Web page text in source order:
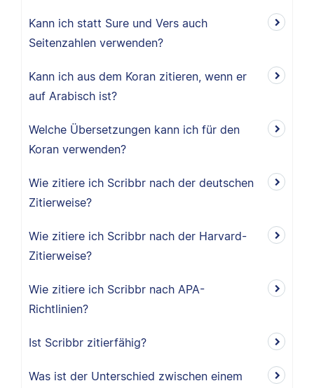
Kann ich statt Sure und Vers auch
Seitenzahlen verwenden?
Kann ich aus dem Koran zitieren, wenn er
auf Arabisch ist?
Welche Übersetzungen kann ich für den
Koran verwenden?
Wie zitiere ich Scribbr nach der deutschen
Zitierweise?
Wie zitiere ich Scribbr nach der Harvard-
Zitierweise?
Wie zitiere ich Scribbr nach APA-
Richtlinien?
Ist Scribbr zitierfähig?
Was ist der Unterschied zwischen einem